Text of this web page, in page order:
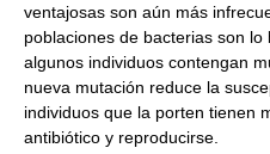
ventajosas son aún más
poblaciones de bacterias son
algunos individuos contengan
nueva mutación reduce la
individuos que la porten tienen
antibiótico y reproducirse.